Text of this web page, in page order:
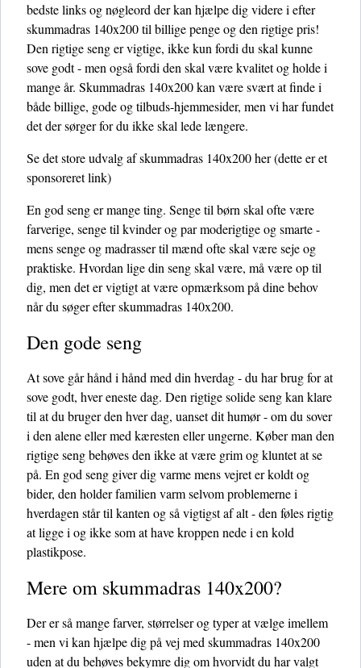
bedste links og nøgleord der kan hjælpe dig videre i efter
skummadras 140x200 til billige penge og den rigtige pris!
Den rigtige seng er vigtige, ikke kun fordi du skal kunne
sove godt - men også fordi den skal være kvalitet og holde i
mange år. Skummadras 140x200 kan være svært at finde i
både billige, gode og tilbuds-hjemmesider, men vi har fundet
det der sørger for du ikke skal lede længere.
Se det store udvalg af skummadras 140x200 her(dette er et
sponsoreret link)
En god seng er mange ting. Senge til børn skal ofte være
farverige, senge til kvinder og par moderigtige og smarte -
mens senge og madrasser til mænd ofte skal være seje og
praktiske. Hvordan lige din seng skal være, må være op til
dig, men det er vigtigt at være opmærksom på dine behov
når du søger efter skummadras 140x200.
Den gode seng
At sove går hånd i hånd med din hverdag - du har brug for at
sove godt, hver eneste dag. Den rigtige solide seng kan klare
til at du bruger den hver dag, uanset dit humør - om du sover
i den alene eller med kæresten eller ungerne. Køber man den
rigtige seng behøves den ikke at være grim og kluntet at se
på. En god seng giver dig varme mens vejret er koldt og
bider, den holder familien varm selvom problemerne i
hverdagen står til kanten og så vigtigst af alt - den føles rigtig
at ligge i og ikke som at have kroppen nede i en kold
plastikpose.
Mere om skummadras 140x200?
Der er så mange farver, størrelser og typer at vælge imellem
- men vi kan hjælpe dig på vej med skummadras 140x200
uden at du behøves bekymre dig om hvorvidt du har valgt